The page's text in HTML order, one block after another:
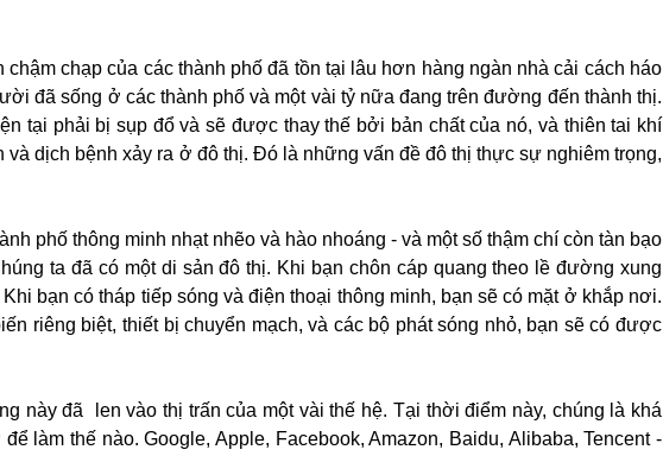
chạp của các thành phố đã tồn tại lâu hơn hàng ngàn nhà cải cách háo
đã sống ở các thành phố và một vài tỷ nữa đang trên đường đến thành thị.
tại phải bị sụp đổ và sẽ được thay thế bởi bản chất của nó, và thiên tai khí
và dịch bệnh xảy ra ở đô thị. Đó là những vấn đề đô thị thực sự nghiêm trọng,
phố thông minh nhạt nhẽo và hào nhoáng - và một số thậm chí còn tàn bạo
ta đã có một di sản đô thị. Khi bạn chôn cáp quang theo lề đường xung
bạn có tháp tiếp sóng và điện thoại thông minh, bạn sẽ có mặt ở khắp nơi.
riêng biệt, thiết bị chuyển mạch, và các bộ phát sóng nhỏ, bạn sẽ có được
này đã len vào thị trấn của một vài thế hệ. Tại thời điểm này, chúng là khá
làm thế nào. Google, Apple, Facebook, Amazon, Baidu, Alibaba, Tencent -